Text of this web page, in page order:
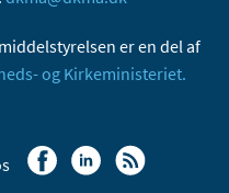
er en del af
og Kirkeministeriet.